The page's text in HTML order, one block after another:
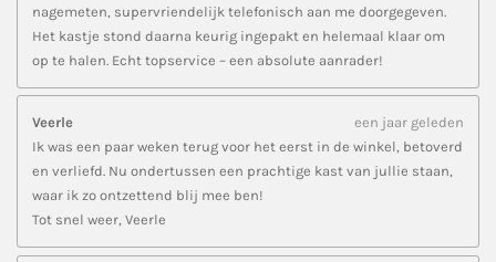
nagemeten, supervriendelijk telefonisch aan me doorgegeven.
Het kastje stond daarna keurig ingepakt en helemaal klaar om
op te halen. Echt topservice – een absolute aanrader!
Veerle
een jaar geleden
Ik was een paar weken terug voor het eerst in de winkel, betoverd
en verliefd. Nu ondertussen een prachtige kast van jullie staan,
waar ik zo ontzettend blij mee ben!
Tot snel weer, Veerle